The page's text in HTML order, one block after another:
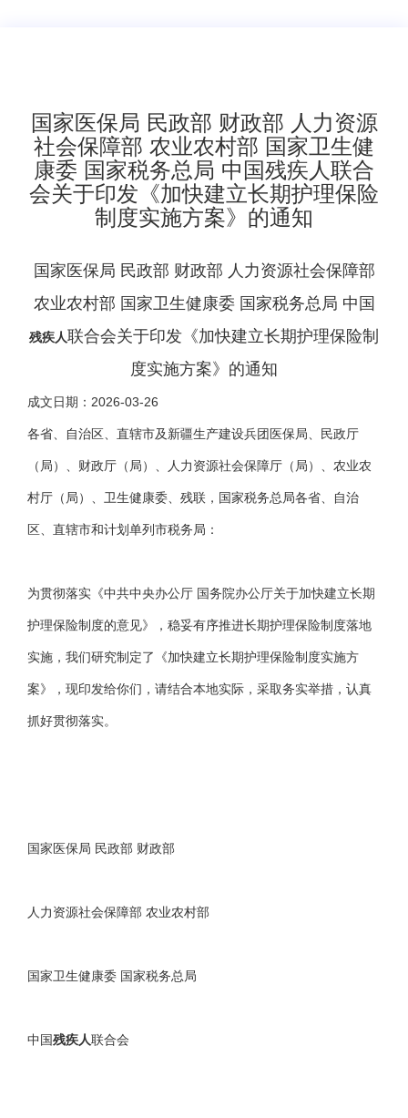
​国家医保局 民政部 财政部 人力资源
社会保障部 农业农村部 国家卫生健
康委 国家税务总局 中国残疾人联合
会关于印发《加快建立长期护理保险
制度实施方案》的通知
国家医保局 民政部 财政部 人力资源社会保障部
农业农村部 国家卫生健康委 国家税务总局 中国
残疾人联合会关于印发《加快建立长期护理保险制
度实施方案》的通知
成文日期：2026-03-26
各省、自治区、直辖市及新疆生产建设兵团医保局、民政厅
（局）、财政厅（局）、人力资源社会保障厅（局）、农业农
村厅（局）、卫生健康委、残联，国家税务总局各省、自治
区、直辖市和计划单列市税务局：
为贯彻落实《中共中央办公厅 国务院办公厅关于加快建立长期
护理保险制度的意见》，稳妥有序推进长期护理保险制度落地
实施，我们研究制定了《加快建立长期护理保险制度实施方
案》，现印发给你们，请结合本地实际，采取务实举措，认真
抓好贯彻落实。
国家医保局 民政部 财政部
人力资源社会保障部 农业农村部
国家卫生健康委 国家税务总局
中国残疾人联合会